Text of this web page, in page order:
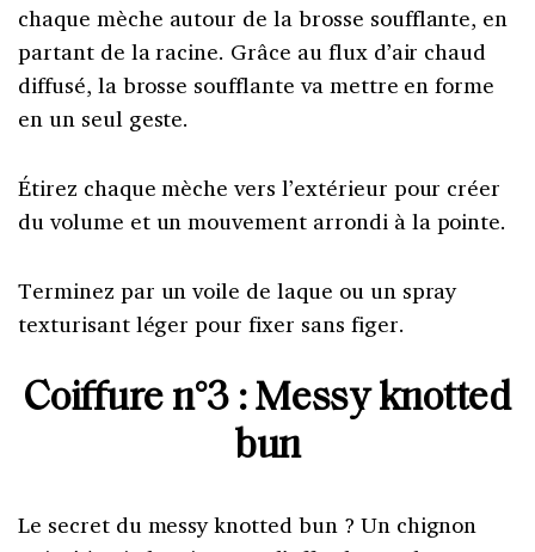
chaque mèche autour de la brosse soufflante, en
partant de la racine. Grâce au flux d’air chaud
diffusé, la brosse soufflante va mettre en forme
en un seul geste.
Étirez chaque mèche vers l’extérieur pour créer
du volume et un mouvement arrondi à la pointe.
Terminez par un voile de laque ou un spray
texturisant léger pour fixer sans figer.
Coiffure n°3 : Messy knotted
bun
Le secret du messy knotted bun ? Un chignon